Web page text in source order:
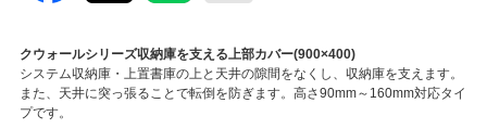
クウォールシリーズ収納庫を支える上部カバー(900×400)
システム収納庫・上置書庫の上と天井の隙間をなくし、収納庫を支えます。
また、天井に突っ張ることで転倒を防ぎます。高さ90mm～160mm対応タイ
プです。